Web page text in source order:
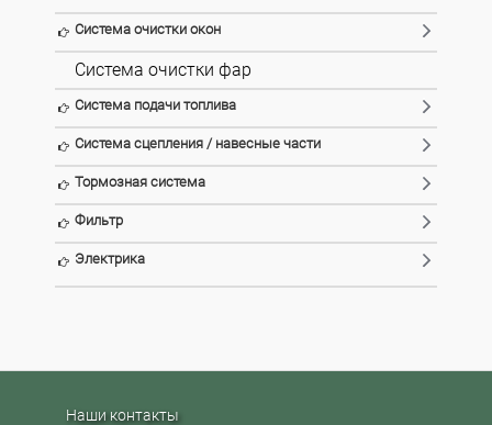
Система очистки окон
Система очистки фар
Система подачи топлива
Система сцепления / навесные части
Тормозная система
Фильтр
Электрика
Наши контакты